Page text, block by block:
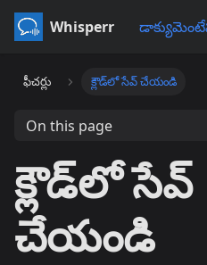
Whisperr
ఫీచర్లు క్లౌడ్‌లో సేవ్ చేయండి
On this page
క్లౌడ్‌లో సేవ్
చేయండి